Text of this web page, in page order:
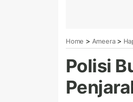
Home > Ameera>
Polisi